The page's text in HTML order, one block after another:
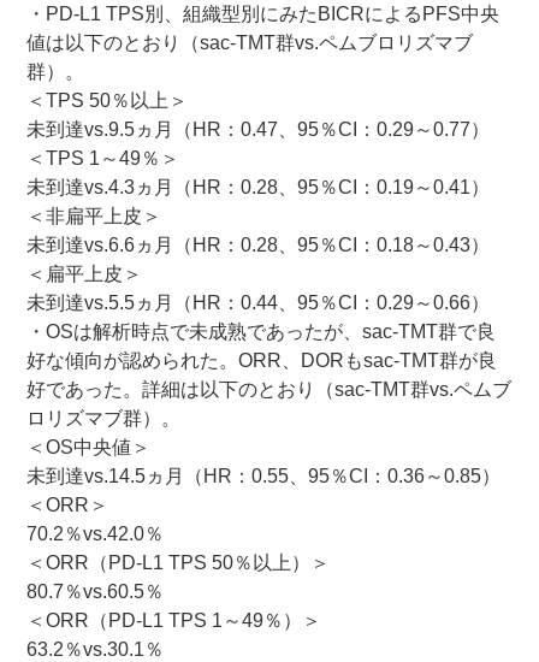
・PD-L1 TPS別、組織型別にみたBICRによるPFS中央
値は以下のとおり（sac-TMT群vs.ペムブロリズマブ
群）。
＜TPS 50％以上＞
未到達vs.9.5ヵ月（HR：0.47、95％CI：0.29～0.77）
＜TPS 1～49％＞
未到達vs.4.3ヵ月（HR：0.28、95％CI：0.19～0.41）
＜非扁平上皮＞
未到達vs.6.6ヵ月（HR：0.28、95％CI：0.18～0.43）
＜扁平上皮＞
未到達vs.5.5ヵ月（HR：0.44、95％CI：0.29～0.66）
・OSは解析時点で未成熟であったが、sac-TMT群で良
好な傾向が認められた。ORR、DORもsac-TMT群が良
好であった。詳細は以下のとおり（sac-TMT群vs.ペムブ
ロリズマブ群）。
＜OS中央値＞
未到達vs.14.5ヵ月（HR：0.55、95％CI：0.36～0.85）
＜ORR＞
70.2％vs.42.0％
＜ORR（PD-L1 TPS 50％以上）＞
80.7％vs.60.5％
＜ORR（PD-L1 TPS 1～49％）＞
63.2％vs.30.1％